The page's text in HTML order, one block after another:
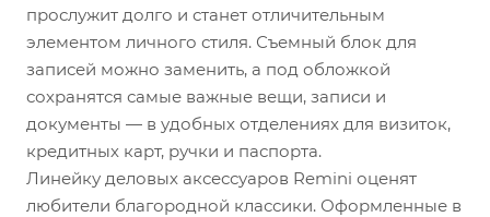
прослужит долго и станет отличительным
элементом личного стиля. Съемный блок для
записей можно заменить, а под обложкой
сохранятся самые важные вещи, записи и
документы — в удобных отделениях для визиток,
кредитных карт, ручки и паспорта.
Линейку деловых аксессуаров Remini оценят
любители благородной классики. Оформленные в